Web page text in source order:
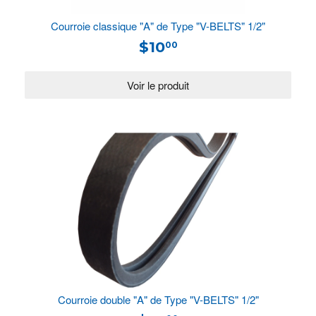
Courroie classique "A" de Type "V-BELTS" 1/2"
$1000
Courroie double "A" de Type "V-BELTS" 1/2"